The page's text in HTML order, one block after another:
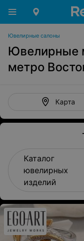
Ювелирные салоны
Ювелирные
метро
Карта
Каталог
ювелирных
изделий